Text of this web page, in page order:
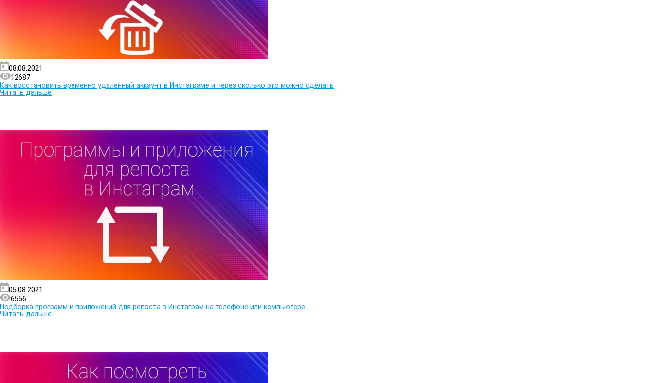
08.08.2021
12687
Как восстановить временно удаленный аккаунт в Инстаграме и через сколько это можно сделать
Читать дальше
05.08.2021
6556
Подборка программ и приложений для репоста в Инстаграм на телефоне или компьютере
Читать дальше